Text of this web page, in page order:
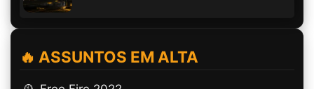
🔥 ASSUNTOS EM ALTA